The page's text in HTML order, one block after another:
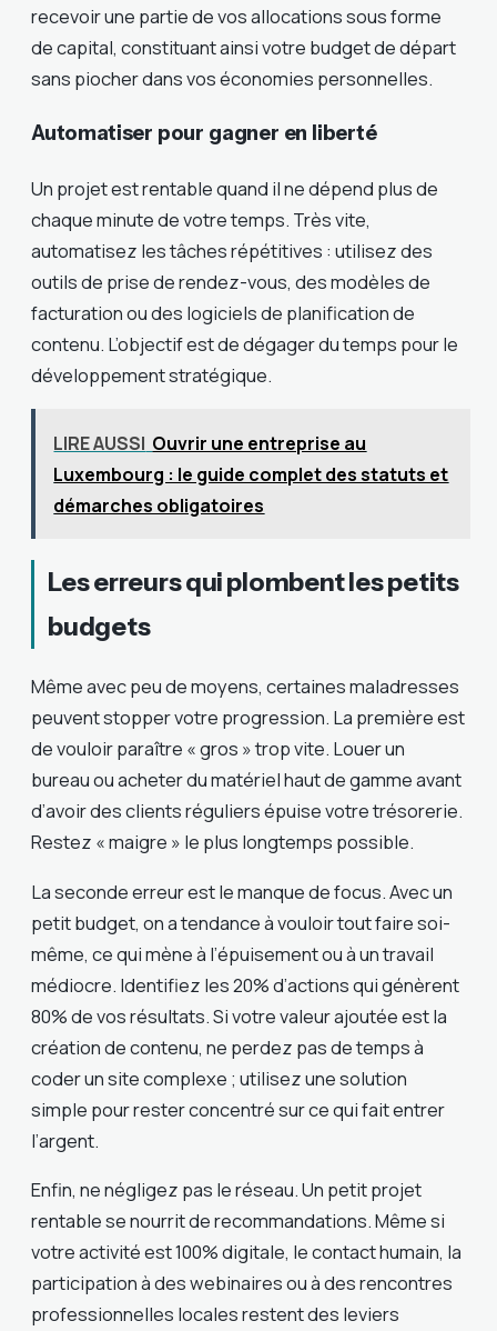
recevoir une partie de vos allocations sous forme
de capital, constituant ainsi votre budget de départ
sans piocher dans vos économies personnelles.
Automatiser pour gagner en liberté
Un projet est rentable quand il ne dépend plus de
chaque minute de votre temps. Très vite,
automatisez les tâches répétitives : utilisez des
outils de prise de rendez-vous, des modèles de
facturation ou des logiciels de planification de
contenu. L’objectif est de dégager du temps pour le
développement stratégique.
LIRE AUSSI Ouvrir une entreprise au
Luxembourg : le guide complet des statuts et
démarches obligatoires
Les erreurs qui plombent les petits
budgets
Même avec peu de moyens, certaines maladresses
peuvent stopper votre progression. La première est
de vouloir paraître « gros » trop vite. Louer un
bureau ou acheter du matériel haut de gamme avant
d’avoir des clients réguliers épuise votre trésorerie.
Restez « maigre » le plus longtemps possible.
La seconde erreur est le manque de focus. Avec un
petit budget, on a tendance à vouloir tout faire soi-
même, ce qui mène à l’épuisement ou à un travail
médiocre. Identifiez les 20% d’actions qui génèrent
80% de vos résultats. Si votre valeur ajoutée est la
création de contenu, ne perdez pas de temps à
coder un site complexe ; utilisez une solution
simple pour rester concentré sur ce qui fait entrer
l’argent.
Enfin, ne négligez pas le réseau. Un petit projet
rentable se nourrit de recommandations. Même si
votre activité est 100% digitale, le contact humain, la
participation à des webinaires ou à des rencontres
professionnelles locales restent des leviers